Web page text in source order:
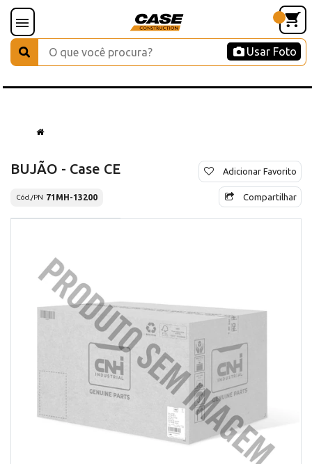
Usar Foto
BUJÃO - Case CE
Cód./PN 71MH-13200
Adicionar Favorito
Compartilhar